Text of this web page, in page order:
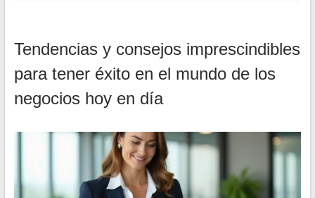
Tendencias y consejos imprescindibles
para tener éxito en el mundo de los
negocios hoy en día